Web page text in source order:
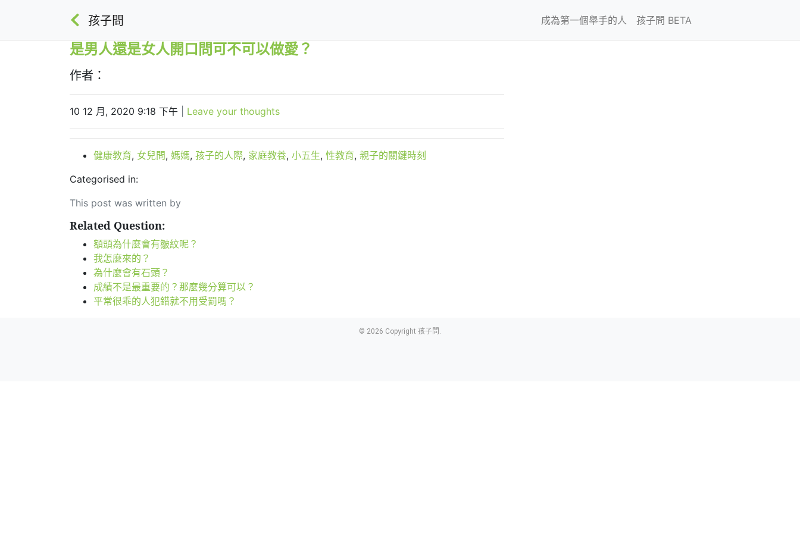
孩子問 成為第一個舉手的人 孩子問 BETA
是男人還是女人開口問可不可以做愛？
作者：
10 12 月, 2020 9:18 下午 Leave your thoughts
健康教育, 女兒問, 媽媽, 孩子的人際, 家庭教養, 小五生, 性教育, 親子的關鍵時刻
Categorised in:
This post was written by
Related Question:
額頭為什麼會有皺紋呢？
我怎麼來的？
為什麼會有石頭？
成績不是最重要的？那麼幾分算可以？
平常很乖的人犯錯就不用受罰嗎？
© 2026 Copyright 孩子問.